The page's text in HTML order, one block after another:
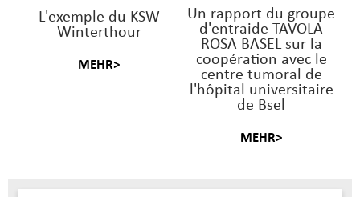
Un rapport du groupe
d'entraide TAVOLA
ROSA BASEL sur la
coopération avec le
centre tumoral de
l'hôpital universitaire
de Bsel
MEHR>
L'exemple du KSW
Winterthour
MEHR>